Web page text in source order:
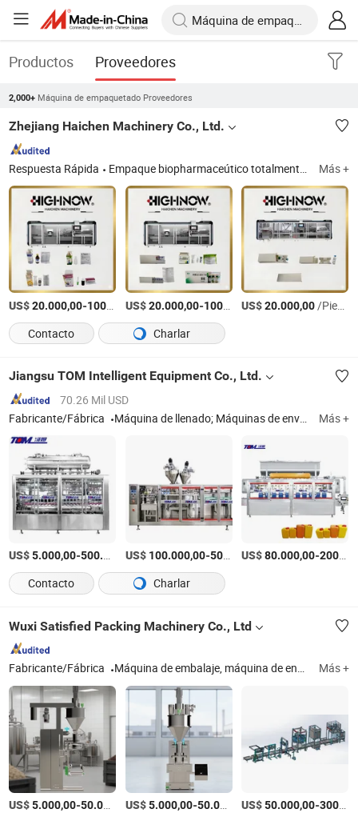
Productos Proveedores
2,000+ Máquina de empaquetado Proveedores
Zhejiang Haichen Machinery Co., Ltd.
Respuesta Rápida Empaque biopharmaceútico totalmente automatizado, empaque biopharmaceútico, empaque farmacéutico líquido, empaque farmacéutico Más +
US$20.000,00-100.000,00 /Pieza
US$20.000,00-100.000,00 /Pieza
US$20.000,00/Pieza
Contacto
Charlar
Jiangsu TOM Intelligent Equipment Co., Ltd.
70.26 Mil USD
Fabricante/Fábrica
Máquina de llenado; Máquinas de envasado de agroquímicos; Máquinas de envasado para el hogar y cuidado personal; Máquinas de envasado de aceites comestibles, salsas y condimentos; Máquinas de envasado de petroquímicos Más +
US$5.000,00-500.000,00 /Pieza
US$ 100.000,00-500.000,00 /Pieza
US$80.000,00-200.000,00
Contacto Charlar
Wuxi Satisfied Packing Machinery Co., Ltd
Fabricante/Fábrica Máquina de embalaje, máquina de envasado al vacío totalmente automática, máquina de sellado por calor tipo caja Más +
US$5.000,00-50.000,00 /Pieza
US$5.000,00-50.000,00 /Pieza
US$50.000,00-300.000,00